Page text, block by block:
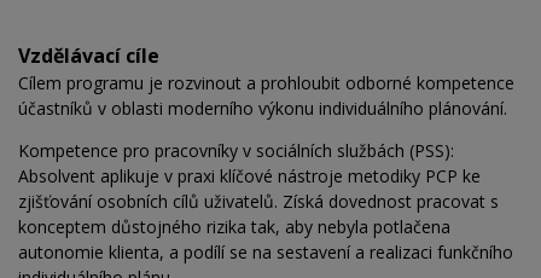
Vzdělávací cíle
Cílem programu je rozvinout a prohloubit odborné kompetence
účastníků v oblasti moderního výkonu individuálního plánování.
Kompetence pro pracovníky v sociálních službách (PSS):
Absolvent aplikuje v praxi klíčové nástroje metodiky PCP ke
zjišťování osobních cílů uživatelů. Získá dovednost pracovat s
konceptem důstojného rizika tak, aby nebyla potlačena
autonomie klienta, a podílí se na sestavení a realizaci funkčního